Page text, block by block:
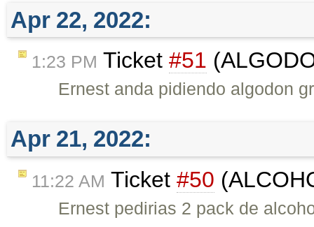
Apr 22, 2022:
1:23 PM Ticket #51
Ernest anda pidiendo algodon
Apr 21, 2022:
11:22 AM Ticket #50
Ernest pedirias 2 pack de